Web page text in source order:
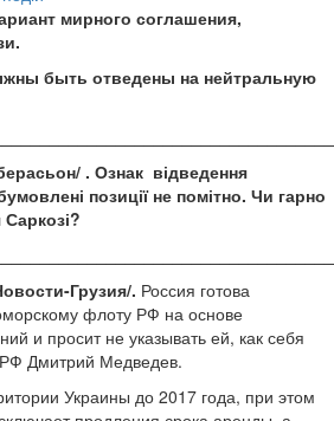
мирного соглашения,
быть отведены на нейтральную
. Ознак відведення
позиції не помітно. Чи гарно
Грузия/. Россия готова
флоту РФ на основе
и просит не указывать ей, как себя
РФ Дмитрий Медведев.
Украины до 2017 года, при этом